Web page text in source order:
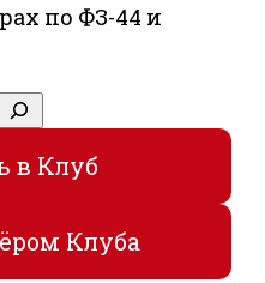
по ФЗ-44 и
в Клуб
Клуба